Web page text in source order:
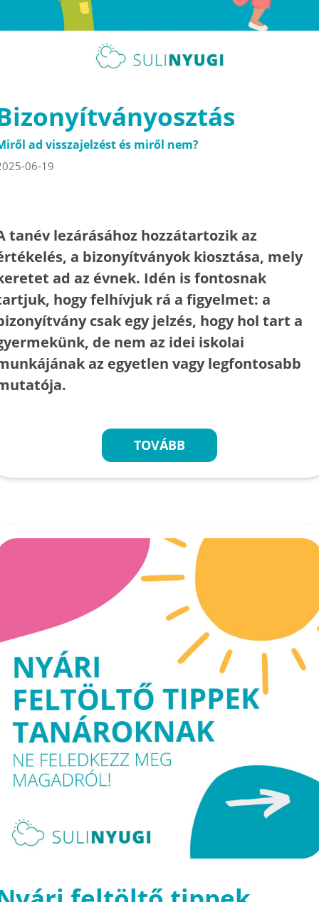
ad visszajelzést és miről nem?
06-19
tanév lezárásához hozzátartozik az
a bizonyítványok kiosztása, mely
ad az évnek. Idén is fontosnak
hogy felhívjuk rá a figyelmet: a
csak egy jelzés, hogy hol tart a
de nem az idei iskolai
az egyetlen vagy legfontosabb
TOVÁBB